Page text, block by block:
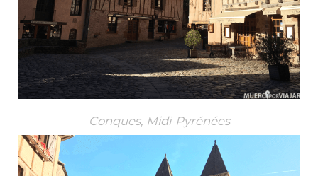
Conques, Midi-Pyrénées